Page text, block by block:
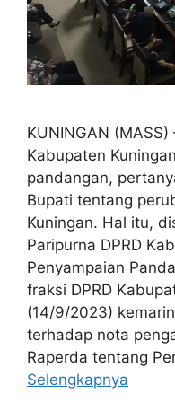
KUNINGAN
Kabupaten
pandangan,
Bupati tentang
Kuningan. Hal itu,
Paripurna DPRD
Penyampaian
fraksi DPRD
(14/9/2023)
terhadap nota
Raperda tentang
Selengkapnya